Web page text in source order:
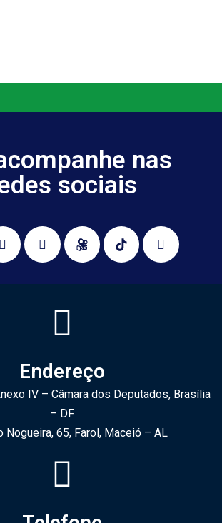
nas
sociais
Endereço
IV – Câmara dos Deputados, Brasília
– DF
Nogueira, 65, Farol, Maceió – AL